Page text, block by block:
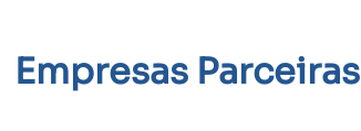
Empresas Parceiras